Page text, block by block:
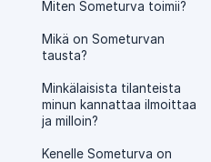
Miten Someturva toimii?
Mikä on Someturvan
tausta?
Minkälaisista tilanteista
minun kannattaa ilmoittaa
ja milloin?
Kenelle Someturva on